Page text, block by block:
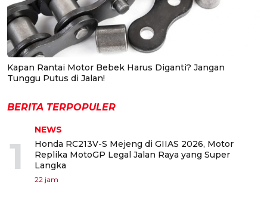
Kapan Rantai Motor Bebek Harus Diganti? Jangan
Tunggu Putus di Jalan!
BERITA TERPOPULER
1
NEWS
Honda RC213V-S Mejeng di GIIAS 2026, Motor
Replika MotoGP Legal Jalan Raya yang Super
Langka
22 jam